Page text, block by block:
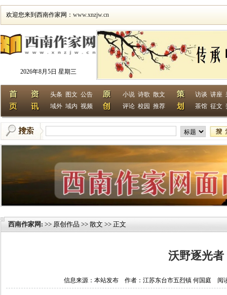
欢迎您来到西南作家网： www.xnzjw.cn
2026年8月5日 星期三
头条 图文 公告
域外 域内 视频
小说 诗歌 散文
评论 校园 推荐
访谈 讲座
茶馆 征文
西南作家网 : >> 原创作品 >> 散文 >> 正文
沃野逐光者
信息来源：本站发布 作者：江苏东台市五烈镇 何国庭 阅